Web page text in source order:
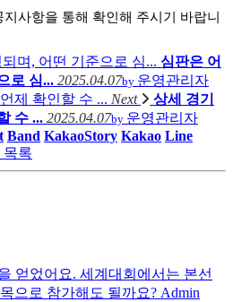
사항을 통해 확인해 주시기 바랍니
며, 어떤 기준으로 심... 심판은 어
로 심... 2025.04.07by 운영관리자
제 확인할 수 ... Next
상세 경기
수 ... 2025.04.07by 운영관리자
Band KakaoStory Kakao Line
목록
얻었어요. 세계대회에서는 본선
으로 참가해도 될까요? Admin